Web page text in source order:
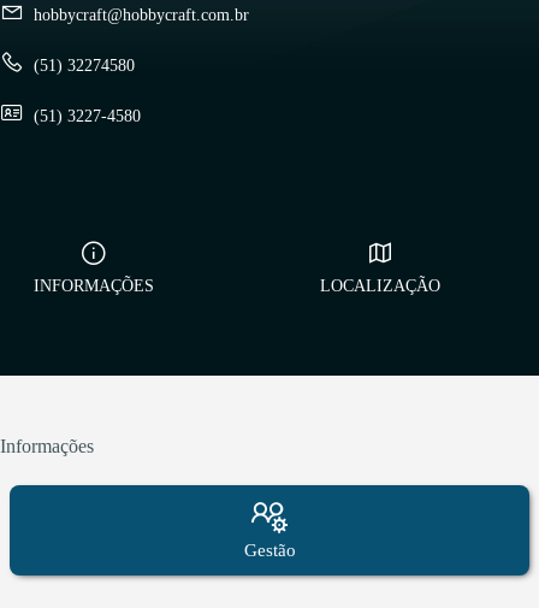
hobbycraft@hobbycraft.com.br
(51) 32274580
(51) 3227-4580
INFORMAÇÕES LOCALIZAÇÃO
Informações
Gestão